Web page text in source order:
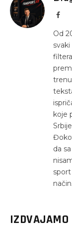
Od
koje
da
način.
IZDVAJAMO